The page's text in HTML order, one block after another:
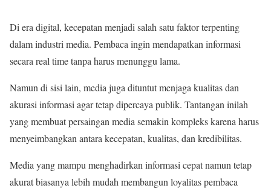
Di era digital, kecepatan menjadi salah satu faktor terpenting
dalam industri media. Pembaca ingin mendapatkan informasi
secara real time tanpa harus menunggu lama.
Namun di sisi lain, media juga dituntut menjaga kualitas dan
akurasi informasi agar tetap dipercaya publik. Tantangan inilah
yang membuat persaingan media semakin kompleks karena harus
menyeimbangkan antara kecepatan, kualitas, dan kredibilitas.
Media yang mampu menghadirkan informasi cepat namun tetap
akurat biasanya lebih mudah membangun loyalitas pembaca